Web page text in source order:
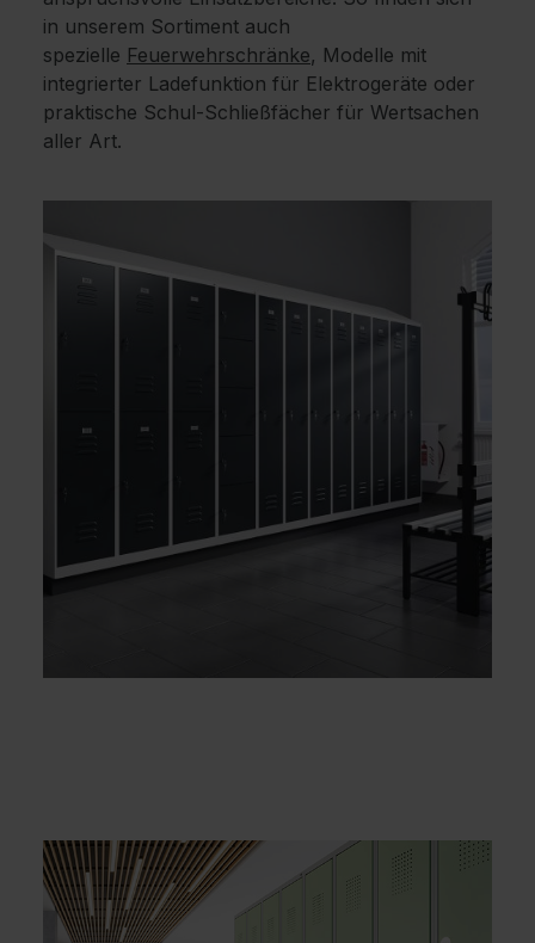
in unserem Sortiment auch
spezielle Feuerwehrschränke, Modelle mit
integrierter Ladefunktion für Elektrogeräte oder
praktische Schul-Schließfächer für Wertsachen
aller Art.